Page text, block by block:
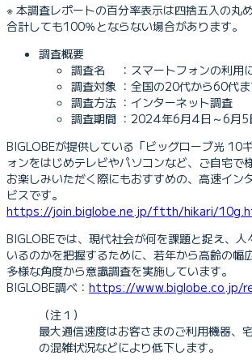
※ 本調査レポートの百分率表示は四捨五入の丸
合計しても100％とならない場合があります。
調査概要
調査名 ：スマートフォンの利用
調査対象 ：全国の20代から60代
調査方法 ：インターネット調査
調査期間 ：2024年6月4日～6月5
BIGLOBEが提供している「ビッグローブ光 10
ォンをはじめテレビやパソコンなど、ご自宅で
お楽しみいただく際にもおすすめの、高速イン
ビスです。
https://join.biglobe.ne.jp/ftth/hikari/
BIGLOBEでは、現代社会が何を課題と捉え、人
いるのかを把握するために、若年から高齢の幅
多様な角度から意識調査を実施しています。
BIGLOBE調べ： https://www.biglobe.co.jp/
（注１）
最大通信速度はお客さまのご利用機器、
の混雑状況などにより低下します。